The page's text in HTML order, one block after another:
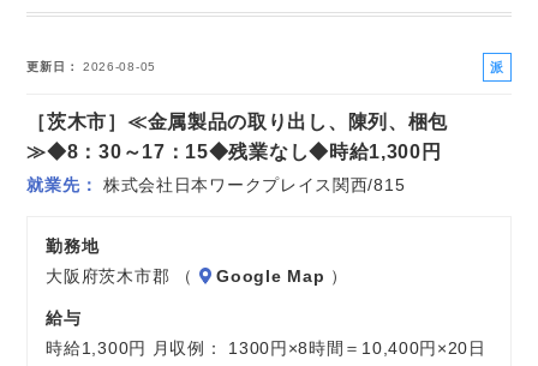
更新日 2026-08-05
派
［茨木市］≪金属製品の取り出し、陳列、梱包
≫◆8：30～17：15◆残業なし◆時給1,300円
就業先 株式会社日本ワークプレイス関西/815
勤務地
大阪府茨木市郡 （
Google Map ）
給与
時給1,300円 月収例： 1300円×8時間＝10,400円×20日